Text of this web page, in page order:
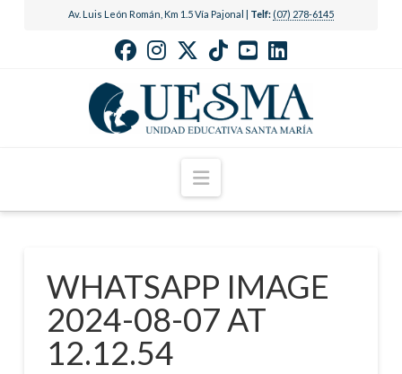
Av. Luis León Román, Km 1.5 Vía Pajonal | Telf: (07) 278-6145
Navigation
WHATSAPP IMAGE
2024-08-07 AT
12.12.54